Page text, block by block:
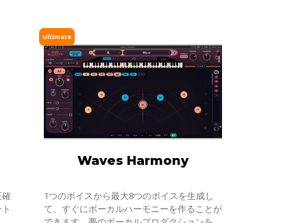
UltraPit
確
Ultimate
Waves Harmony
1つのボイスから最大8つのボイスを生成し
て、すぐにボーカルハーモニーを作ることが